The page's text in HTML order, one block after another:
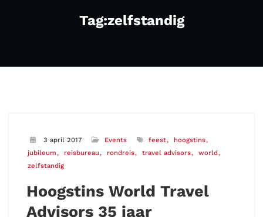
Tag:zelfstandig
3 april 2017 Events feest
hoogstins
jubileum
reisbureau rondreis travel advisors
world
zelfstandig
Hoogstins World Travel
Advisors 35 jaar